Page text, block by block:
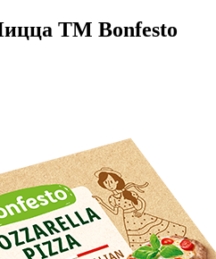
TM Bonfesto